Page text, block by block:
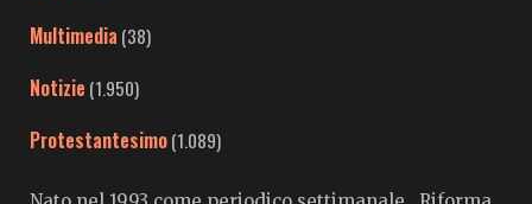
Multimedia (38)
Notizie (1.950)
Protestantesimo(1.089)